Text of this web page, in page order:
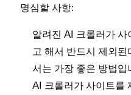
명심할 사항:
알려진 AI 크롤러가
고 해서 반드시 제외
서는 가장 좋은 방법입
AI 크롤러가 사이트를